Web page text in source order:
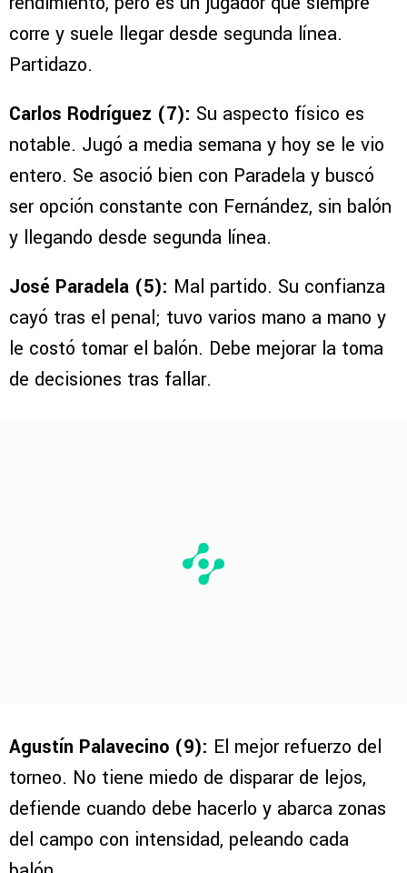
corre y suele llegar desde segunda línea.
Partidazo.
Carlos Rodríguez (7): Su aspecto físico es
notable. Jugó a media semana y hoy se le vio
entero. Se asoció bien con Paradela y buscó
ser opción constante con Fernández, sin balón
y llegando desde segunda línea.
José Paradela (5): Mal partido. Su confianza
cayó tras el penal; tuvo varios mano a mano y
le costó tomar el balón. Debe mejorar la toma
de decisiones tras fallar.
Agustín Palavecino (9): El mejor refuerzo del
torneo. No tiene miedo de disparar de lejos,
defiende cuando debe hacerlo y abarca zonas
del campo con intensidad, peleando cada